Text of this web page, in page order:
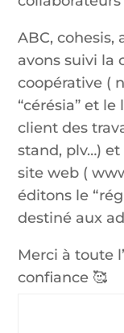
ABC, cohesis,
avons suivi la
coopérative (
“cérésia” et
client des
stand, plv…)
site web (
éditons le
destiné aux
Merci à toute
confiance 🥰